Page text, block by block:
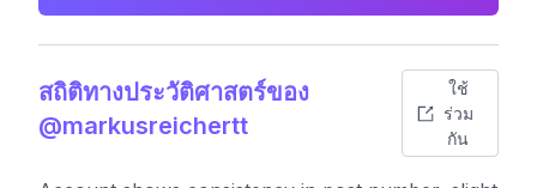
สถิติทางประวัติศาสตร์ของ
@markusreichertt
ใช้
ร่วม
กัน